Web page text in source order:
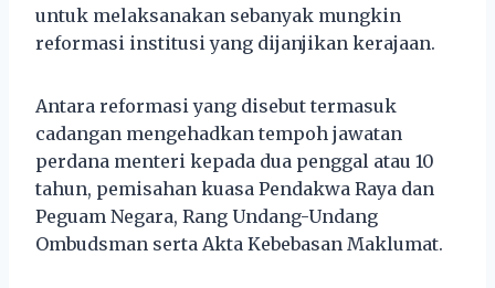
untuk melaksanakan sebanyak mungkin
reformasi institusi yang dijanjikan kerajaan.
Antara reformasi yang disebut termasuk
cadangan mengehadkan tempoh jawatan
perdana menteri kepada dua penggal atau 10
tahun, pemisahan kuasa Pendakwa Raya dan
Peguam Negara, Rang Undang-Undang
Ombudsman serta Akta Kebebasan Maklumat.